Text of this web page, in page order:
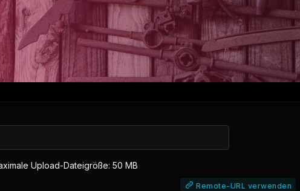
Upload-Dateigröße: 50 MB
Remote-URL verwenden